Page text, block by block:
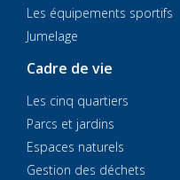
Les équipements sportifs
Jumelage
Cadre de vie
Les cinq quartiers
Parcs et jardins
Espaces naturels
Gestion des déchets